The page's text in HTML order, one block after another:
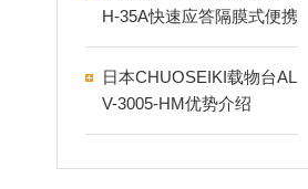
H-35A快速应答隔膜式便携
溶存氢计
日本CHUOSEIKI载物台AL
V-3005-HM优势介绍